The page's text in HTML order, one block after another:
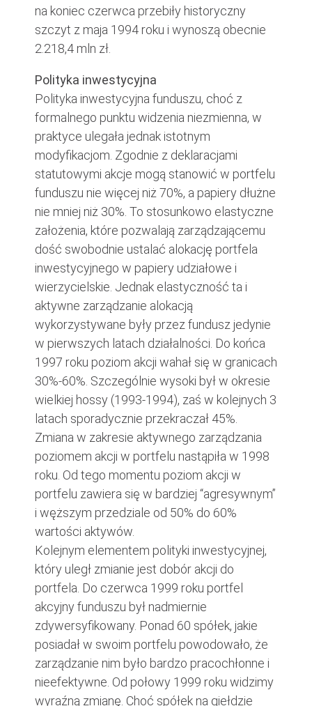
na koniec czerwca przebiły historyczny
szczyt z maja 1994 roku i wynoszą obecnie
2.218,4 mln zł.
Polityka inwestycyjna
Polityka inwestycyjna funduszu, choć z
formalnego punktu widzenia niezmienna, w
praktyce ulegała jednak istotnym
modyfikacjom. Zgodnie z deklaracjami
statutowymi akcje mogą stanowić w portfelu
funduszu nie więcej niż 70%, a papiery dłużne
nie mniej niż 30%. To stosunkowo elastyczne
założenia, które pozwalają zarządzającemu
dość swobodnie ustalać alokację portfela
inwestycyjnego w papiery udziałowe i
wierzycielskie. Jednak elastyczność ta i
aktywne zarządzanie alokacją
wykorzystywane były przez fundusz jedynie
w pierwszych latach działalności. Do końca
1997 roku poziom akcji wahał się w granicach
30%-60%. Szczególnie wysoki był w okresie
wielkiej hossy (1993-1994), zaś w kolejnych 3
latach sporadycznie przekraczał 45%.
Zmiana w zakresie aktywnego zarządzania
poziomem akcji w portfelu nastąpiła w 1998
roku. Od tego momentu poziom akcji w
portfelu zawiera się w bardziej “agresywnym”
i węższym przedziale od 50% do 60%
wartości aktywów.
Kolejnym elementem polityki inwestycyjnej,
który uległ zmianie jest dobór akcji do
portfela. Do czerwca 1999 roku portfel
akcyjny funduszu był nadmiernie
zdywersyfikowany. Ponad 60 spółek, jakie
posiadał w swoim portfelu powodowało, że
zarządzanie nim było bardzo pracochłonne i
nieefektywne. Od połowy 1999 roku widzimy
wyraźną zmianę. Choć spółek na giełdzie